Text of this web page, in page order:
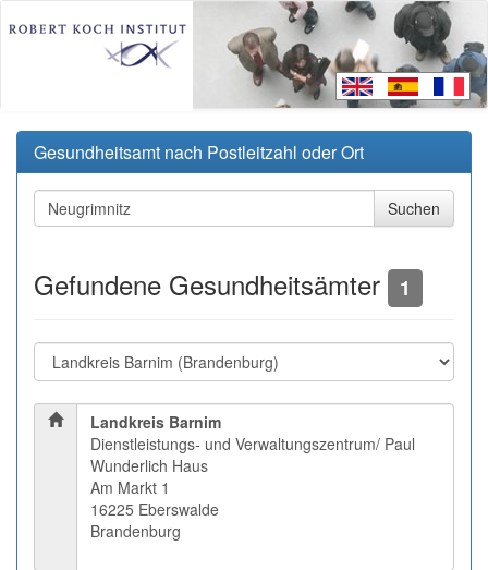
Gesundheitsamt nach Postleitzahl oder Ort
Gefundene Gesundheitsämter 1
Landkreis Barnim
Dienstleistungs- und Verwaltungszentrum/ Paul
Wunderlich Haus
Am Markt 1
16225 Eberswalde
Brandenburg